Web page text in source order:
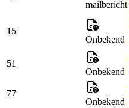
mailbericht
15
Onbekend
51
Onbekend
77
Onbekend